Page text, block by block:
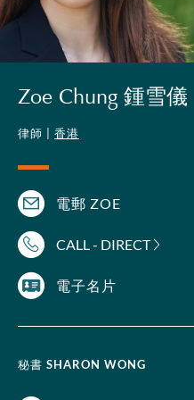
Zoe Chung 鍾雪儀
律師 | 香港
電郵 ZOE
CALL - DIRECT
電子名片
秘書 SHARON WONG